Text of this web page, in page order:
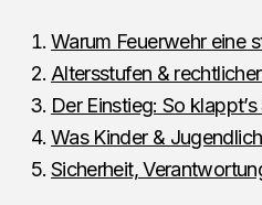
Warum Feuerwehr eine
Altersstufen &
Der Einstieg: So
Was Kinder &
Sicherheit,